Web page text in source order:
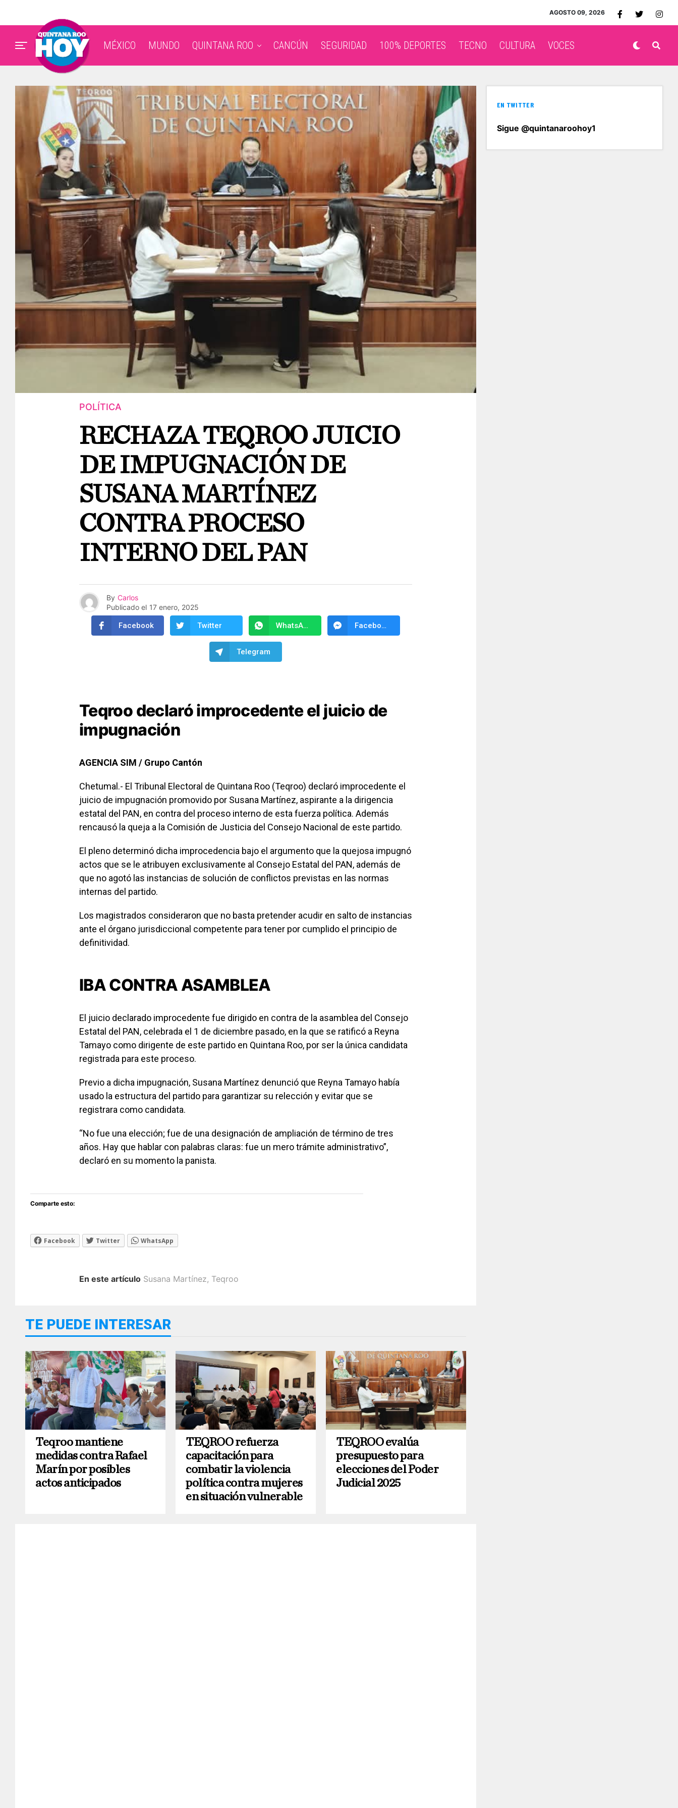
AGOSTO 09, 2026
MÉXICO MUNDO QUINTANA ROO CANCÚN SEGURIDAD 100% DEPORTES TECNO CULTURA VOCES
POLÍTICA
RECHAZA TEQROO JUICIO
DE IMPUGNACIÓN DE
SUSANA MARTÍNEZ
CONTRA PROCESO
INTERNO DEL PAN
By Carlos
Publicado el 17 enero, 2025
Facebook Twitter WhatsApp Facebook Messenger
Telegram
Teqroo declaró improcedente el juicio de
impugnación
AGENCIA SIM / Grupo Cantón
Chetumal.- El Tribunal Electoral de Quintana Roo (Teqroo) declaró improcedente el
juicio de impugnación promovido por Susana Martínez, aspirante a la dirigencia
estatal del PAN, en contra del proceso interno de esta fuerza política. Además
rencausó la queja a la Comisión de Justicia del Consejo Nacional de este partido.
El pleno determinó dicha improcedencia bajo el argumento que la quejosa impugnó
actos que se le atribuyen exclusivamente al Consejo Estatal del PAN, además de
que no agotó las instancias de solución de conflictos previstas en las normas
internas del partido.
Los magistrados consideraron que no basta pretender acudir en salto de instancias
ante el órgano jurisdiccional competente para tener por cumplido el principio de
definitividad.
IBA CONTRA ASAMBLEA
El juicio declarado improcedente fue dirigido en contra de la asamblea del Consejo
Estatal del PAN, celebrada el 1 de diciembre pasado, en la que se ratificó a Reyna
Tamayo como dirigente de este partido en Quintana Roo, por ser la única candidata
registrada para este proceso.
Previo a dicha impugnación, Susana Martínez denunció que Reyna Tamayo había
usado la estructura del partido para garantizar su relección y evitar que se
registrara como candidata.
“No fue una elección; fue de una designación de ampliación de término de tres
años. Hay que hablar con palabras claras: fue un mero trámite administrativo”,
declaró en su momento la panista.
Comparte esto:
Facebook Twitter WhatsApp
En este artículo Susana Martínez, Teqroo
TE PUEDE INTERESAR
Teqroo mantiene
medidas contra Rafael
Marín por posibles
actos anticipados
TEQROO refuerza
capacitación para
combatir la violencia
política contra mujeres
en situación vulnerable
TEQROO evalúa
presupuesto para
elecciones del Poder
Judicial 2025
EN TWITTER
Sigue @quintanaroohoy1